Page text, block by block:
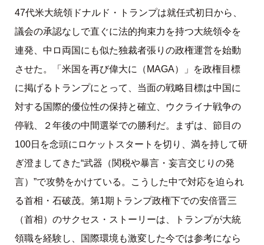
47代米大統領ドナルド・トランプは就任式初日から、
議会の承認なしで直ぐに法的拘束力を持つ大統領令を
連発、中ロ両国にも似た独裁者張りの政権運営を始動
させた。「米国を再び偉大に（MAGA）」を政権目標
に掲げるトランプにとって、当面の戦略目標は中国に
対する国際的優位性の保持と確立、ウクライナ戦争の
停戦、２年後の中間選挙での勝利だ。まずは、節目の
100日を念頭にロケットスタートを切り、満を持して研
ぎ澄ましてきた“武器（関税や暴言・妄言交じりの発
言）”で攻勢をかけている。こうした中で対応を迫られ
る首相・石破茂。第1期トランプ政権下での安倍晋三
（首相）のサクセス・ストーリーは、トランプが大統
領職を経験し、国際環境も激変した今では参考になら